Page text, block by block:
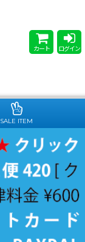
カート ログイン
SALE ITEM